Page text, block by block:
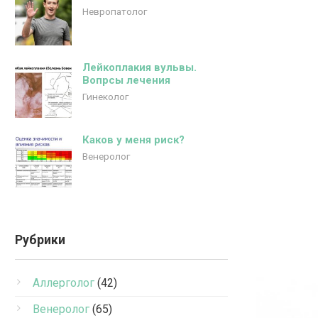
Невропатолог
Лейкоплакия вульвы.
Вопрсы лечения
Гинеколог
Каков у меня риск?
Венеролог
Рубрики
Аллерголог (42)
Венеролог (65)